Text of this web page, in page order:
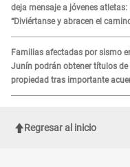
deja mensaje a jóvenes atletas:
“Diviértanse y abracen el
Familias afectadas por sismo
Junín podrán obtener títulos de
propiedad tras importante
de Cofopri
Regresar al inicio